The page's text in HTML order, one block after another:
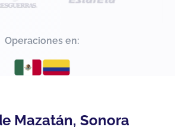
Operaciones en:
Mazatán, Sonora